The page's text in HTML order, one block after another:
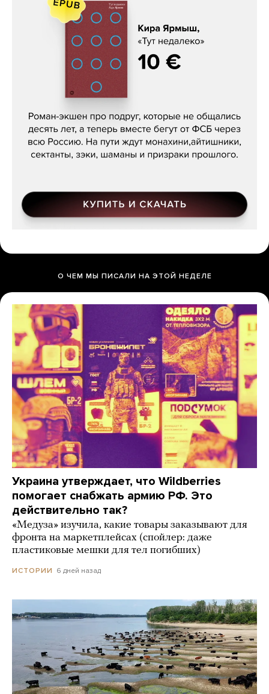
Кира Ярмыш, «Тут недалеко»
О ЧЕМ МЫ ПИСАЛИ НА ЭТОЙ НЕДЕЛЕ
Украина утверждает, что Wildberries
помогает снабжать армию РФ. Это
действительно так?
«Медуза» изучила, какие товары заказывают для
фронта на маркетплейсах (спойлер: даже
пластиковые мешки для тел погибших)
ИСТОРИИ 6 дней назад